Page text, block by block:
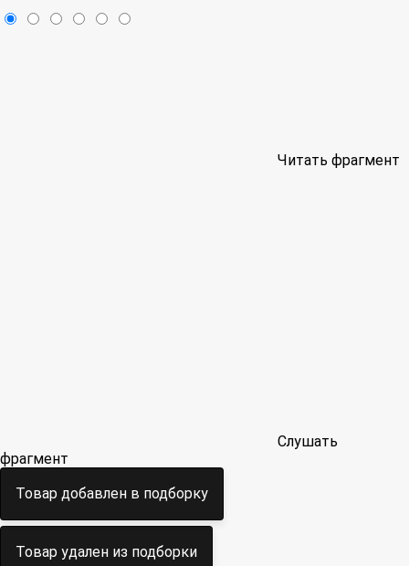
Читать фрагмент
Слушать
фрагмент
Товар добавлен в подборку
Товар удален из подборки